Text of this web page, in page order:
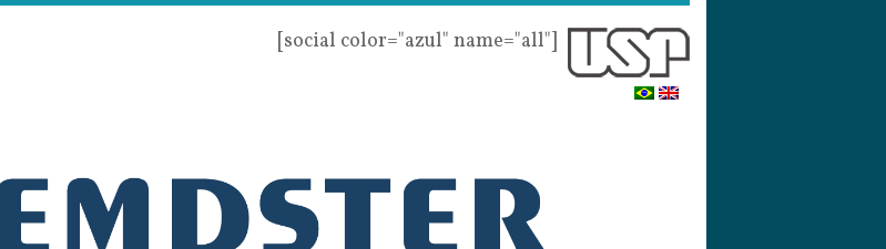
[social color="azul" name="all"]